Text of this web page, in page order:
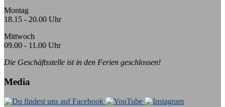
Montag
18.15 - 20.00 Uhr
Mittwoch
09.00 - 11.00 Uhr
Die Geschäftsstelle ist in den Ferien geschlossen!
Media